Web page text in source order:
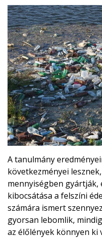
A tanulmány
következményei
mennyiségben gyártják,
kibocsátása a felszíni
számára ismert
gyorsan lebomlik,
az élőlények könnyen ki